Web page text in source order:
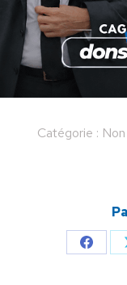
Laurent
Délégué national
au Patriotisme
Catégorie :